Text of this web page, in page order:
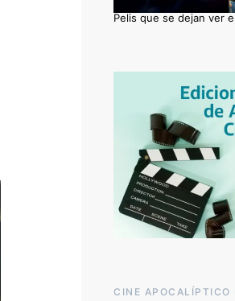
Pelis que se dejan ver
CINE APOCALÍPTICO